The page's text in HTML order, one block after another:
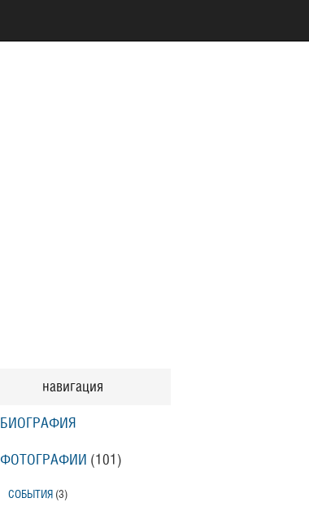
навигация
БИОГРАФИЯ
ФОТОГРАФИИ (101 )
СОБЫТИЯ (3)